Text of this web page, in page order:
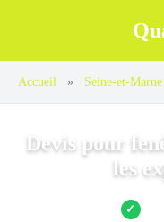
Accueil » Seine-et-Marne
Devis pour
les
✓